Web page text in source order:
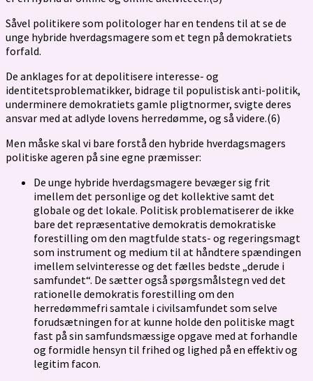
Såvel politikere som politologer har en tendens til at se de
unge hybride hverdagsmagere som et tegn på demokratiets
forfald.
De anklages for at depolitisere interesse- og
identitetsproblematikker, bidrage til populistisk anti-politik,
underminere demokratiets gamle pligtnormer, svigte deres
ansvar med at adlyde lovens herredømme, og så videre.(6)
Men måske skal vi bare forstå den hybride hverdagsmagers
politiske ageren på sine egne præmisser:
De unge hybride hverdagsmagere bevæger sig frit
imellem det personlige og det kollektive samt det
globale og det lokale. Politisk problematiserer de ikke
bare det repræsentative demokratis demokratiske
forestilling om den magtfulde stats- og regeringsmagt
som instrument og medium til at håndtere spændingen
imellem selvinteresse og det fælles bedste „derude i
samfundet“. De sætter også spørgsmålstegn ved det
rationelle demokratis forestilling om den
herredømmefri samtale i civilsamfundet som selve
forudsætningen for at kunne holde den politiske magt
fast på sin samfundsmæssige opgave med at forhandle
og formidle hensyn til frihed og lighed på en effektiv og
legitim facon.